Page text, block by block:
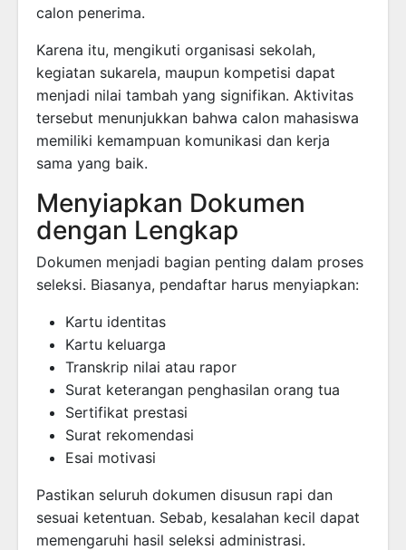
calon penerima.
Karena itu, mengikuti organisasi sekolah,
kegiatan sukarela, maupun kompetisi dapat
menjadi nilai tambah yang signifikan. Aktivitas
tersebut menunjukkan bahwa calon mahasiswa
memiliki kemampuan komunikasi dan kerja
sama yang baik.
Menyiapkan Dokumen
dengan Lengkap
Dokumen menjadi bagian penting dalam proses
seleksi. Biasanya, pendaftar harus menyiapkan:
Kartu identitas
Kartu keluarga
Transkrip nilai atau rapor
Surat keterangan penghasilan orang tua
Sertifikat prestasi
Surat rekomendasi
Esai motivasi
Pastikan seluruh dokumen disusun rapi dan
sesuai ketentuan. Sebab, kesalahan kecil dapat
memengaruhi hasil seleksi administrasi.